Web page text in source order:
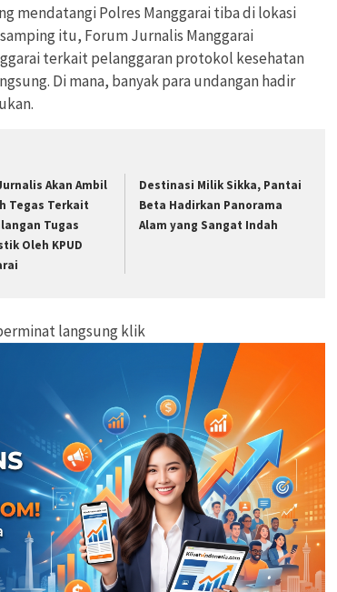
mendatangi Polres Manggarai tiba di lokasi
itu, Forum Jurnalis Manggarai
terkait pelanggaran protokol kesehatan
Di mana, banyak para undangan hadir
Akan Ambil
Tegas Terkait
Tugas
Oleh KPUD
Destinasi Milik Sikka, Pantai
Beta Hadirkan Panorama
Alam yang Sangat Indah
langsung klik